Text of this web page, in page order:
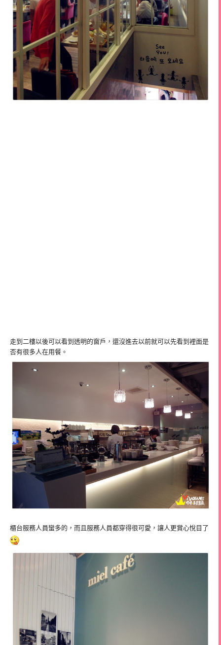
走到二樓以後可以看到透明的窗戶，還沒進去以前就可以先看到裡面是
否有很多人在用餐。
櫃台服務人員蠻多的，而且服務人員都穿得很可愛，讓人更賞心悅目了